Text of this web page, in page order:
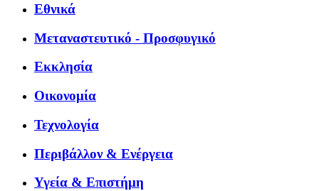
Εθνικά
Μεταναστευτικό - Προσφυγικό
Εκκλησία
Οικονομία
Τεχνολογία
Περιβάλλον & Ενέργεια
Υγεία & Επιστήμη